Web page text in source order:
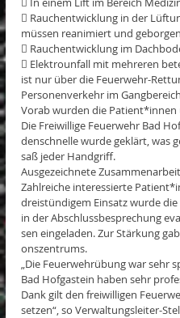
 Rauchentwicklung in der
müssen reanimiert und
 Rauchentwicklung im
 Elektrounfall mit mehreren
ist nur über die Feuerwehr-
Personenverkehr im
Vorab wurden die
Die Freiwillige Feuerwehr Bad
denschnelle wurde geklärt, was
saß jeder Handgriff.
Ausgezeichnete
Zahlreiche interessierte
dreistündigem Einsatz wurde
in der Abschlussbesprechung
sen eingeladen. Zur Stärkung
onszentrums.
„Die Feuerwehrübung war sehr
Bad Hofgastein haben sehr
Dank gilt den freiwilligen
setzen“, so Verwaltungsleiter-